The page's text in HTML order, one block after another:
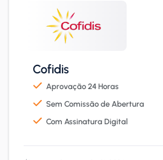
Cofidis
Aprovação 24 Horas
Sem Comissão de Abertura
Com Assinatura Digital